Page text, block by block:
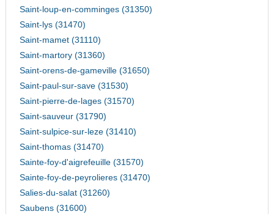
Saint-loup-en-comminges (31350)
Saint-lys (31470)
Saint-mamet (31110)
Saint-martory (31360)
Saint-orens-de-gameville (31650)
Saint-paul-sur-save (31530)
Saint-pierre-de-lages (31570)
Saint-sauveur (31790)
Saint-sulpice-sur-leze (31410)
Saint-thomas (31470)
Sainte-foy-d'aigrefeuille (31570)
Sainte-foy-de-peyrolieres (31470)
Salies-du-salat (31260)
Saubens (31600)